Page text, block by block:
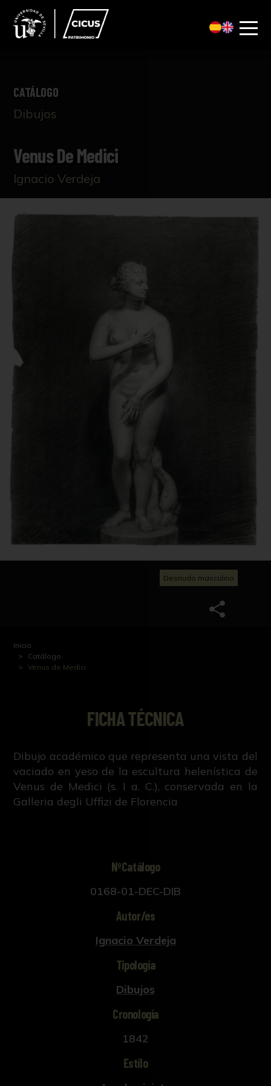
CATÁLOGO
Dibujos
Venus De Medici
Ignacio Verdeja
Desnudo masculino
Inicio
Catálogo
Venus de Medici
FICHA TÉCNICA
Dibujo académico que representa una vista del
vaciado en yeso de la escultura helenística de
Venus de Medici (s. I a. C.), conservada en la
Galleria degli Uffizi de Florencia
NºCatálogo
0168-01-DEC-DIB
Autor/es
Ignacio Verdeja
Tipología
Dibujos
Cronología
1842
Estilo